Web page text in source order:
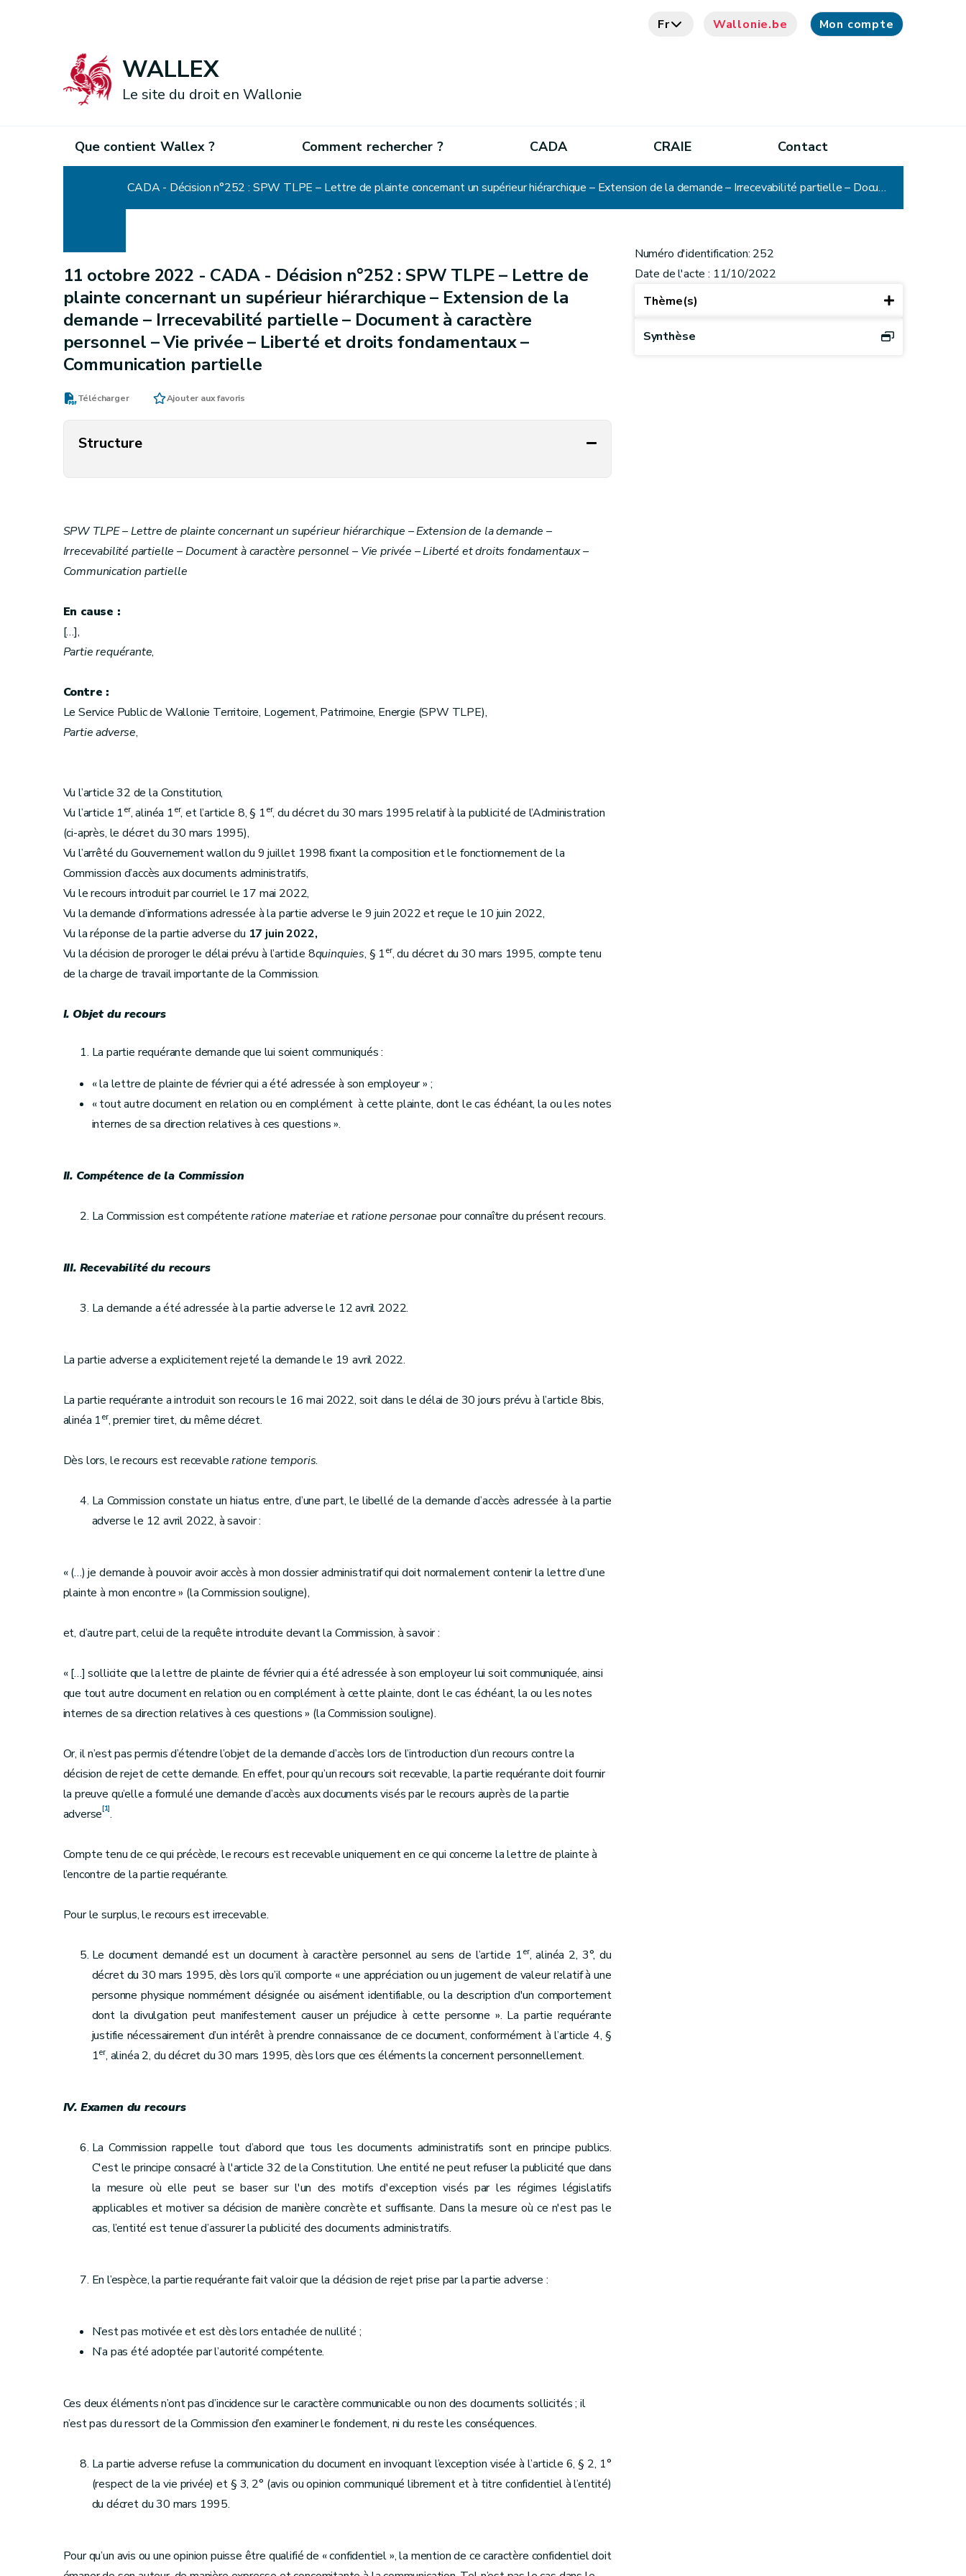
Fr Wallonie.be Mon compte
WALLEX
Le site du droit en Wallonie
Que contient Wallex ? Comment rechercher ? CADA CRAIE Contact
CADA - Décision n°252 : SPW TLPE – Lettre de plainte concernant un supérieur hiérarchique – Extension de la demande – Irrecevabilité partielle – Document à caractère personnel – Vie privée – Liberté et droits fondamentaux – Communication partielle
11 octobre 2022 - CADA - Décision n°252 : SPW TLPE – Lettre de
plainte concernant un supérieur hiérarchique – Extension de la
demande – Irrecevabilité partielle – Document à caractère
personnel – Vie privée – Liberté et droits fondamentaux –
Communication partielle
Télécharger Ajouter aux favoris
Structure
SPW TLPE – Lettre de plainte concernant un supérieur hiérarchique – Extension de la demande –
Irrecevabilité partielle – Document à caractère personnel – Vie privée – Liberté et droits fondamentaux –
Communication partielle
En cause :
[…],
Partie requérante,
Contre :
Le Service Public de Wallonie Territoire, Logement, Patrimoine, Energie (SPW TLPE),
Partie adverse,
Vu l’article 32 de la Constitution,
Vu l’article 1er, alinéa 1er, et l’article 8, § 1er, du décret du 30 mars 1995 relatif à la publicité de l’Administration
(ci-après, le décret du 30 mars 1995),
Vu l’arrêté du Gouvernement wallon du 9 juillet 1998 fixant la composition et le fonctionnement de la
Commission d’accès aux documents administratifs,
Vu le recours introduit par courriel le 17 mai 2022,
Vu la demande d’informations adressée à la partie adverse le 9 juin 2022 et reçue le 10 juin 2022,
Vu la réponse de la partie adverse du 17 juin 2022,
Vu la décision de proroger le délai prévu à l’article 8quinquies, § 1er, du décret du 30 mars 1995, compte tenu
de la charge de travail importante de la Commission.
I. Objet du recours
La partie requérante demande que lui soient communiqués :
« la lettre de plainte de février qui a été adressée à son employeur » ;
« tout autre document en relation ou en complément à cette plainte, dont le cas échéant, la ou les notes
internes de sa direction relatives à ces questions ».
II. Compétence de la Commission
La Commission est compétenteratione materiaeetratione personae pour connaître du présent recours.
III. Recevabilité du recours
La demande a été adressée à la partie adverse le 12 avril 2022.
La partie adverse a explicitement rejeté la demande le 19 avril 2022.
La partie requérante a introduit son recours le 16 mai 2022, soit dans le délai de 30 jours prévu à l’article 8bis,
alinéa 1er, premier tiret, du même décret.
Dès lors, le recours est recevableratione temporis.
La Commission constate un hiatus entre, d’une part, le libellé de la demande d’accès adressée à la partie
adverse le 12 avril 2022, à savoir :
« (…) je demande à pouvoir avoir accès à mon dossier administratif qui doit normalement contenir la lettre d’une
plainte à mon encontre » (la Commission souligne),
et, d’autre part, celui de la requête introduite devant la Commission, à savoir :
« […] sollicite que la lettre de plainte de février qui a été adressée à son employeur lui soit communiquée, ainsi
que tout autre document en relation ou en complément à cette plainte, dont le cas échéant, la ou les notes
internes de sa direction relatives à ces questions » (la Commission souligne).
Or, il n’est pas permis d’étendre l’objet de la demande d’accès lors de l’introduction d’un recours contre la
décision de rejet de cette demande. En effet, pour qu’un recours soit recevable, la partie requérante doit fournir
la preuve qu’elle a formulé une demande d’accès aux documents visés par le recours auprès de la partie
adverse[1].
Compte tenu de ce qui précède, le recours est recevable uniquement en ce qui concerne la lettre de plainte à
l’encontre de la partie requérante.
Pour le surplus, le recours est irrecevable.
Le document demandé est un document à caractère personnel au sens de l’article 1er, alinéa 2, 3°, du
décret du 30 mars 1995, dès lors qu’il comporte « une appréciation ou un jugement de valeur relatif à une
personne physique nommément désignée ou aisément identifiable, ou la description d'un comportement
dont la divulgation peut manifestement causer un préjudice à cette personne ». La partie requérante
justifie nécessairement d’un intérêt à prendre connaissance de ce document, conformément à l’article 4, §
1er, alinéa 2, du décret du 30 mars 1995, dès lors que ces éléments la concernent personnellement.
IV. Examen du recours
La Commission rappelle tout d’abord que tous les documents administratifs sont en principe publics.
C'est le principe consacré à l'article 32 de la Constitution. Une entité ne peut refuser la publicité que dans
la mesure où elle peut se baser sur l'un des motifs d'exception visés par les régimes législatifs
applicables et motiver sa décision de manière concrète et suffisante. Dans la mesure où ce n'est pas le
cas, l’entité est tenue d’assurer la publicité des documents administratifs.
En l’espèce, la partie requérante fait valoir que la décision de rejet prise par la partie adverse :
N’est pas motivée et est dès lors entachée de nullité ;
N’a pas été adoptée par l’autorité compétente.
Ces deux éléments n’ont pas d’incidence sur le caractère communicable ou non des documents sollicités ; il
n’est pas du ressort de la Commission d’en examiner le fondement, ni du reste les conséquences.
La partie adverse refuse la communication du document en invoquant l’exception visée à l’article 6, § 2, 1°
(respect de la vie privée) et § 3, 2° (avis ou opinion communiqué librement et à titre confidentiel à l’entité)
du décret du 30 mars 1995.
Pour qu’un avis ou une opinion puisse être qualifié de « confidentiel », la mention de ce caractère confidentiel doit
Numéro d'identification: 252
Date de l'acte : 11/10/2022
Thème(s)
Synthèse